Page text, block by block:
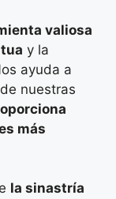
valiosa
y la
ayuda a
nuestras
más
la sinastría